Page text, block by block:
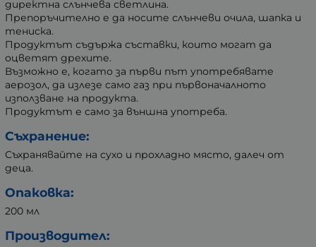
директна слънчева светлина.
Препоръчително е да носите слънчеви очила, шапка и
тениска.
Продуктът съдържа съставки, които могат да
оцветят дрехите.
Възможно е, когато за първи път употребявате
аерозол, да излезе само газ при първоначалното
използване на продукта.
Продуктът е само за външна употреба.
Съхранение:
Съхранявайте на сухо и прохладно място, далеч от
деца.
Опаковка:
200 мл
Производител: